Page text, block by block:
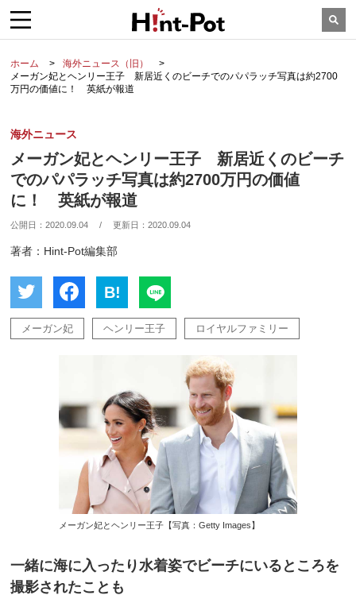
ホーム
海外ニュース（旧）
メーガン妃とヘンリー王子 新居近くのビーチでのパパラッチ写真は約2700
万円の価値に！ 英紙が報道
海外ニュース
メーガン妃とヘンリー王子 新居近くのビーチ
でのパパラッチ写真は約2700万円の価値
に！ 英紙が報道
公開日：2020.09.04 / 更新日：2020.09.04
著者：Hint-Pot編集部
B!
メーガン妃 ヘンリー王子 ロイヤルファミリー
メーガン妃とヘンリー王子【写真：Getty Images】
一緒に海に入ったり水着姿でビーチにいるところを
撮影されたことも